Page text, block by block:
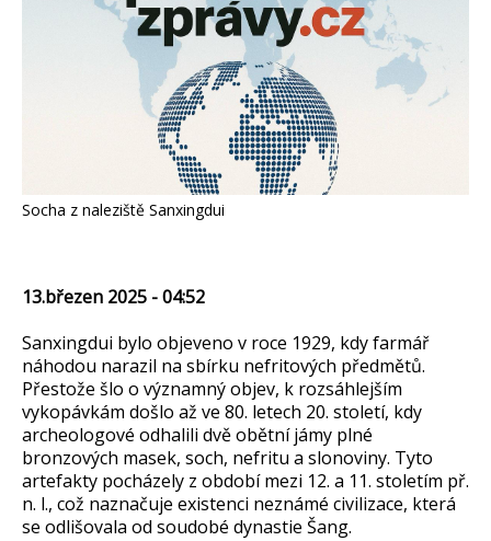
Socha z naleziště Sanxingdui
13.březen 2025 - 04:52
Sanxingdui bylo objeveno v roce 1929, kdy farmář
náhodou narazil na sbírku nefritových předmětů.
Přestože šlo o významný objev, k rozsáhlejším
vykopávkám došlo až ve 80. letech 20. století, kdy
archeologové odhalili dvě obětní jámy plné
bronzových masek, soch, nefritu a slonoviny. Tyto
artefakty pocházely z období mezi 12. a 11. stoletím př.
n. l., což naznačuje existenci neznámé civilizace, která
se odlišovala od soudobé dynastie Šang.